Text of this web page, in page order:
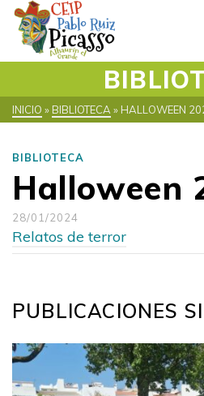
INICIO »BIBLIOTECA »HALLOWEEN
BIBLIOTECA
Halloween
28/01/2024
Relatos de terror
PUBLICACIONES